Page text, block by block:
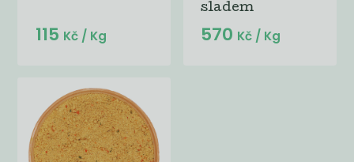
115 Kč / Kg
sladem
570 Kč / Kg